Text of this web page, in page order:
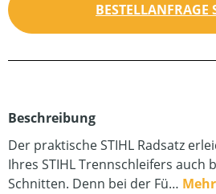
BESTELLANFRAGE
Beschreibung
Der praktische STIHL Radsatz
Ihres STIHL Trennschleifers auch
Schnitten. Denn bei der Fü… Mehr